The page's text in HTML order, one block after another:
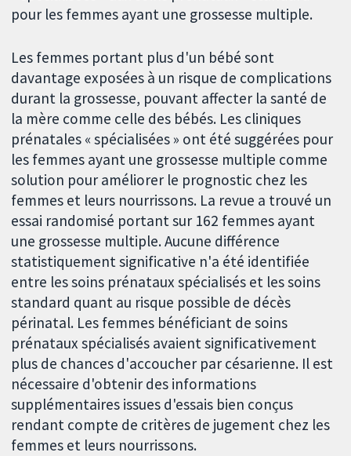
pour les femmes ayant une grossesse multiple.
Les femmes portant plus d'un bébé sont
davantage exposées à un risque de complications
durant la grossesse, pouvant affecter la santé de
la mère comme celle des bébés. Les cliniques
prénatales « spécialisées » ont été suggérées pour
les femmes ayant une grossesse multiple comme
solution pour améliorer le prognostic chez les
femmes et leurs nourrissons. La revue a trouvé un
essai randomisé portant sur 162 femmes ayant
une grossesse multiple. Aucune différence
statistiquement significative n'a été identifiée
entre les soins prénataux spécialisés et les soins
standard quant au risque possible de décès
périnatal. Les femmes bénéficiant de soins
prénataux spécialisés avaient significativement
plus de chances d'accoucher par césarienne. Il est
nécessaire d'obtenir des informations
supplémentaires issues d'essais bien conçus
rendant compte de critères de jugement chez les
femmes et leurs nourrissons.